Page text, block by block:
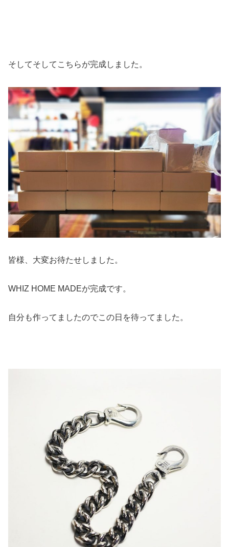
そしてそしてこちらが完成しました。
皆様、大変お待たせしました。
WHIZ HOME MADEが完成です。
自分も作ってましたのでこの日を待ってました。